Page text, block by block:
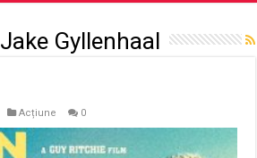
Jake Gyllenhaal
Acțiune 0